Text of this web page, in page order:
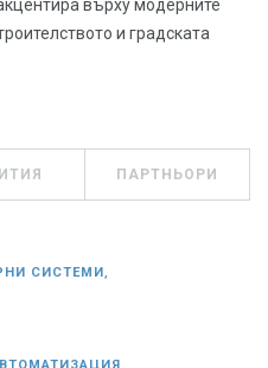
върху модерните
и градската
ПАРТНЬОРИ
СИСТЕМИ,